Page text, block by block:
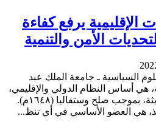
الإقليمية يرفع كفاءة
الأمن والتنمية
السياسية ـ جامعة الملك عبد
هي أساس النظام الدولي والإقليمي،
منذ نشأة الدولة القومية الحديثة، بموجب صلح وستفاليا (١٦٤٨م).
هي العضو الأساسي في أي تنظ...